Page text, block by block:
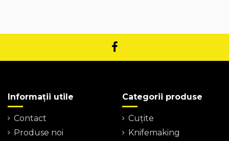
Informații utile
Contact
Produse noi
Categorii produse
Cuțite
Knifemaking